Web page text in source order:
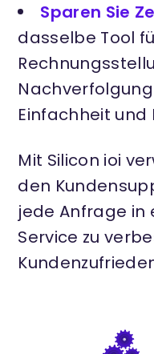
Sparen Sie
dasselbe Tool
Einfachheit und
Mit Silicon ioi
den
jede Anfrage in
Service zu